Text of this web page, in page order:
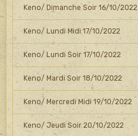
Keno/ Dimanche Soir 16/10/2022
Keno/ Lundi Midi 17/10/2022
Keno/ Lundi Soir 17/10/2022
Keno/ Mardi Soir 18/10/2022
Keno/ Mercredi Midi 19/10/2022
Keno/ Jeudi Soir 20/10/2022